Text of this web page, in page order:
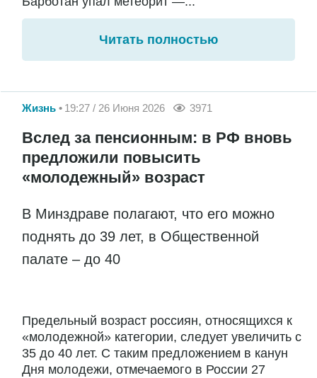
Читать полностью
Жизнь 19:27 / 26 Июня 2026 3971
Вслед за пенсионным: в РФ вновь
предложили повысить
«молодежный» возраст
В Минздраве полагают, что его можно
поднять до 39 лет, в Общественной
палате – до 40
Предельный возраст россиян, относящихся к
«молодежной» категории, следует увеличить с
35 до 40 лет. С таким предложением в канун
Дня молодежи, отмечаемого в России 27